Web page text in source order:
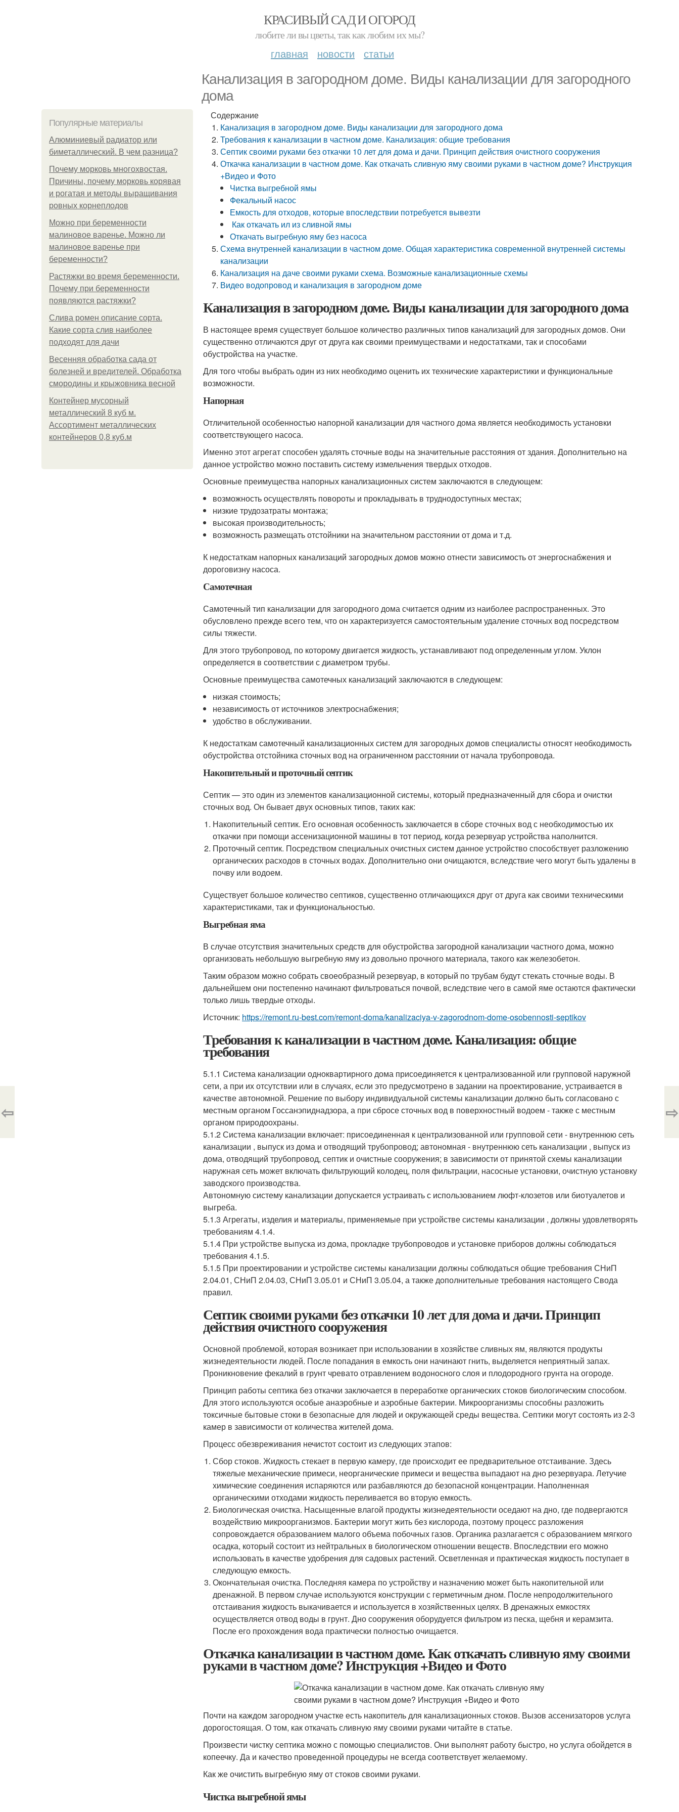
КРАСИВЫЙ САД И ОГОРОД
любите ли вы цветы, так как любим их мы?
главная новости статьи
Канализация в загородном доме. Виды канализации для загородного
дома
Популярные материалы
Алюминиевый радиатор или
биметаллический. В чем разница?
Почему морковь многохвостая.
Причины, почему морковь корявая
и рогатая и методы выращивания
ровных корнеплодов
Можно при беременности
малиновое варенье. Можно ли
малиновое варенье при
беременности?
Растяжки во время беременности.
Почему при беременности
появляются растяжки?
Слива ромен описание сорта.
Какие сорта слив наиболее
подходят для дачи
Весенняя обработка сада от
болезней и вредителей. Обработка
смородины и крыжовника весной
Контейнер мусорный
металлический 8 куб м.
Ассортимент металлических
контейнеров 0,8 куб.м
Содержание
Канализация в загородном доме. Виды канализации для загородного дома
Требования к канализации в частном доме. Канализация: общие требования
Септик своими руками без откачки 10 лет для дома и дачи. Принцип действия очистного сооружения
Откачка канализации в частном доме. Как откачать сливную яму своими руками в частном доме? Инструкция
+Видео и Фото
Чистка выгребной ямы
Фекальный насос
Емкость для отходов, которые впоследствии потребуется вывезти
Как откачать ил из сливной ямы
Откачать выгребную яму без насоса
Схема внутренней канализации в частном доме. Общая характеристика современной внутренней системы
канализации
Канализация на даче своими руками схема. Возможные канализационные схемы
Видео водопровод и канализация в загородном доме
Канализация в загородном доме. Виды канализации для загородного дома
В настоящее время существует большое количество различных типов канализаций для загородных домов. Они
существенно отличаются друг от друга как своими преимуществами и недостатками, так и способами
обустройства на участке.
Для того чтобы выбрать один из них необходимо оценить их технические характеристики и функциональные
возможности.
Напорная
Отличительной особенностью напорной канализации для частного дома является необходимость установки
соответствующего насоса.
Именно этот агрегат способен удалять сточные воды на значительные расстояния от здания. Дополнительно на
данное устройство можно поставить систему измельчения твердых отходов.
Основные преимущества напорных канализационных систем заключаются в следующем:
возможность осуществлять повороты и прокладывать в труднодоступных местах;
низкие трудозатраты монтажа;
высокая производительность;
возможность размещать отстойники на значительном расстоянии от дома и т.д.
К недостаткам напорных канализаций загородных домов можно отнести зависимость от энергоснабжения и
дороговизну насоса.
Самотечная
Самотечный тип канализации для загородного дома считается одним из наиболее распространенных. Это
обусловлено прежде всего тем, что он характеризуется самостоятельным удаление сточных вод посредством
силы тяжести.
Для этого трубопровод, по которому двигается жидкость, устанавливают под определенным углом. Уклон
определяется в соответствии с диаметром трубы.
Основные преимущества самотечных канализаций заключаются в следующем:
низкая стоимость;
независимость от источников электроснабжения;
удобство в обслуживании.
К недостаткам самотечный канализационных систем для загородных домов специалисты относят необходимость
обустройства отстойника сточных вод на ограниченном расстоянии от начала трубопровода.
Накопительный и проточный септик
Септик — это один из элементов канализационной системы, который предназначенный для сбора и очистки
сточных вод. Он бывает двух основных типов, таких как:
Накопительный септик. Его основная особенность заключается в сборе сточных вод с необходимостью их
откачки при помощи ассенизационной машины в тот период, когда резервуар устройства наполнится.
Проточный септик. Посредством специальных очистных систем данное устройство способствует разложению
органических расходов в сточных водах. Дополнительно они очищаются, вследствие чего могут быть удалены в
почву или водоем.
Существует большое количество септиков, существенно отличающихся друг от друга как своими техническими
характеристиками, так и функциональностью.
Выгребная яма
В случае отсутствия значительных средств для обустройства загородной канализации частного дома, можно
организовать небольшую выгребную яму из довольно прочного материала, такого как железобетон.
Таким образом можно собрать своеобразный резервуар, в который по трубам будут стекать сточные воды. В
дальнейшем они постепенно начинают фильтроваться почвой, вследствие чего в самой яме остаются фактически
только лишь твердые отходы.
Источник: https://remont.ru-best.com/remont-doma/kanalizaciya-v-zagorodnom-dome-osobennosti-septikov
Требования к канализации в частном доме. Канализация: общие
требования
5.1.1 Система канализации одноквартирного дома присоединяется к централизованной или групповой наружной
сети, а при их отсутствии или в случаях, если это предусмотрено в задании на проектирование, устраивается в
качестве автономной. Решение по выбору индивидуальной системы канализации должно быть согласовано с
местным органом Госсанэпиднадзора, а при сбросе сточных вод в поверхностный водоем - также с местным
органом природоохраны.
5.1.2 Система канализации включает: присоединенная к централизованной или групповой сети - внутреннюю сеть
канализации , выпуск из дома и отводящий трубопровод; автономная - внутреннюю сеть канализации , выпуск из
дома, отводящий трубопровод, септик и очистные сооружения; в зависимости от принятой схемы канализации
наружная сеть может включать фильтрующий колодец, поля фильтрации, насосные установки, очистную установку
заводского производства.
Автономную систему канализации допускается устраивать с использованием люфт-клозетов или биотуалетов и
выгреба.
5.1.3 Агрегаты, изделия и материалы, применяемые при устройстве системы канализации , должны удовлетворять
требованиям 4.1.4.
5.1.4 При устройстве выпуска из дома, прокладке трубопроводов и установке приборов должны соблюдаться
требования 4.1.5.
5.1.5 При проектировании и устройстве системы канализации должны соблюдаться общие требования СНиП
2.04.01, СНиП 2.04.03, СНиП 3.05.01 и СНиП 3.05.04, а также дополнительные требования настоящего Свода
правил.
Септик своими руками без откачки 10 лет для дома и дачи. Принцип
действия очистного сооружения
Основной проблемой, которая возникает при использовании в хозяйстве сливных ям, являются продукты
жизнедеятельности людей. После попадания в емкость они начинают гнить, выделяется неприятный запах.
Проникновение фекалий в грунт чревато отравлением водоносного слоя и плодородного грунта на огороде.
Принцип работы септика без откачки заключается в переработке органических стоков биологическим способом.
Для этого используются особые анаэробные и аэробные бактерии. Микроорганизмы способны разложить
токсичные бытовые стоки в безопасные для людей и окружающей среды вещества. Септики могут состоять из 2-3
камер в зависимости от количества жителей дома.
Процесс обезвреживания нечистот состоит из следующих этапов:
Сбор стоков. Жидкость стекает в первую камеру, где происходит ее предварительное отстаивание. Здесь
тяжелые механические примеси, неорганические примеси и вещества выпадают на дно резервуара. Летучие
химические соединения испаряются или разбавляются до безопасной концентрации. Наполненная
органическими отходами жидкость переливается во вторую емкость.
Биологическая очистка. Насыщенные влагой продукты жизнедеятельности оседают на дно, где подвергаются
воздействию микроорганизмов. Бактерии могут жить без кислорода, поэтому процесс разложения
сопровождается образованием малого объема побочных газов. Органика разлагается с образованием мягкого
осадка, который состоит из нейтральных в биологическом отношении веществ. Впоследствии его можно
использовать в качестве удобрения для садовых растений. Осветленная и практическая жидкость поступает в
следующую емкость.
Окончательная очистка. Последняя камера по устройству и назначению может быть накопительной или
дренажной. В первом случае используются конструкции с герметичным дном. После непродолжительного
отстаивания жидкость выкачивается и используется в хозяйственных целях. В дренажных емкостях
осуществляется отвод воды в грунт. Дно сооружения оборудуется фильтром из песка, щебня и керамзита.
После его прохождения вода практически полностью очищается.
Откачка канализации в частном доме. Как откачать сливную яму своими
руками в частном доме? Инструкция +Видео и Фото
Почти на каждом загородном участке есть накопитель для канализационных стоков. Вызов ассенизаторов услуга
дорогостоящая. О том, как откачать сливную яму своими руками читайте в статье.
Произвести чистку септика можно с помощью специалистов. Они выполнят работу быстро, но услуга обойдется в
копеечку. Да и качество проведенной процедуры не всегда соответствует желаемому.
Как же очистить выгребную яму от стоков своими руками.
Чистка выгребной ямы
⇦ ⇨